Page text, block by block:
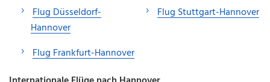
Flug Düsseldorf-
Hannover
Flug Frankfurt-Hannover
Flug Stuttgart-Hannover